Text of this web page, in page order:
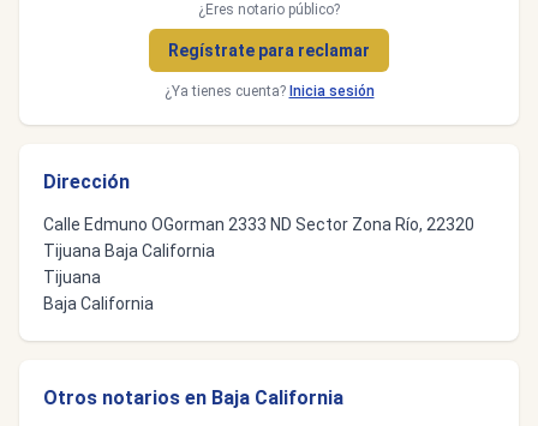
¿Eres notario público?
Regístrate para reclamar
¿Ya tienes cuenta? Inicia sesión
Dirección
Calle Edmuno OGorman 2333 ND Sector Zona Río, 22320
Tijuana Baja California
Tijuana
Baja California
Otros notarios en Baja California